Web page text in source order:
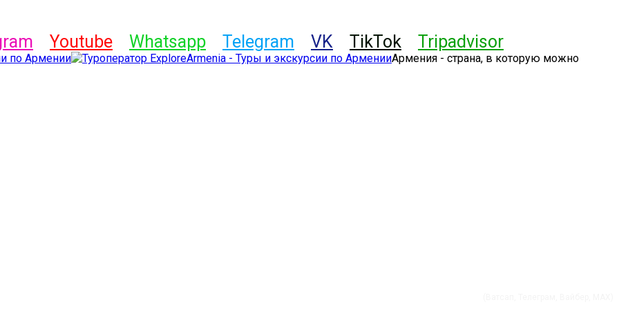
Youtube Whatsapp Telegram VK TikTok Tripadvisor
Армения - страна, в которую можно